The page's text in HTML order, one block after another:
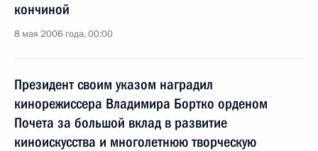
кончиной
8 мая 2006 года, 00:00
Президент своим указом наградил
кинорежиссера Владимира Бортко орденом
Почета за большой вклад в развитие
киноискусства и многолетнюю творческую